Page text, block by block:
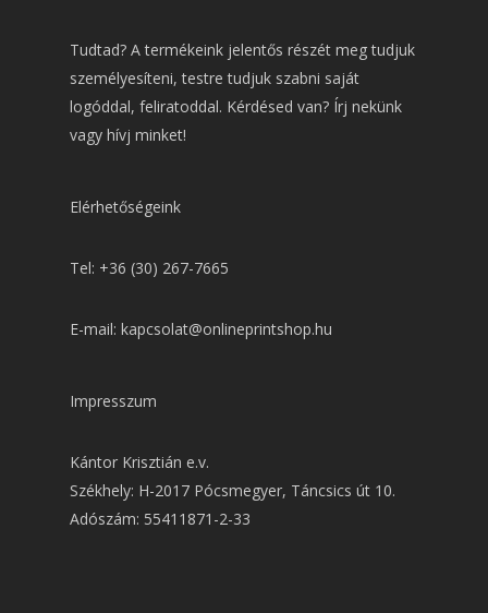
Tudtad? A termékeink jelentős részét meg tudjuk
személyesíteni, testre tudjuk szabni saját
logóddal, feliratoddal. Kérdésed van? Írj nekünk
vagy hívj minket!
Elérhetőségeink
Tel: +36 (30) 267-7665
E-mail: kapcsolat@onlineprintshop.hu
Impresszum
Kántor Krisztián e.v.
Székhely: H-2017 Pócsmegyer, Táncsics út 10.
Adószám: 55411871-2-33